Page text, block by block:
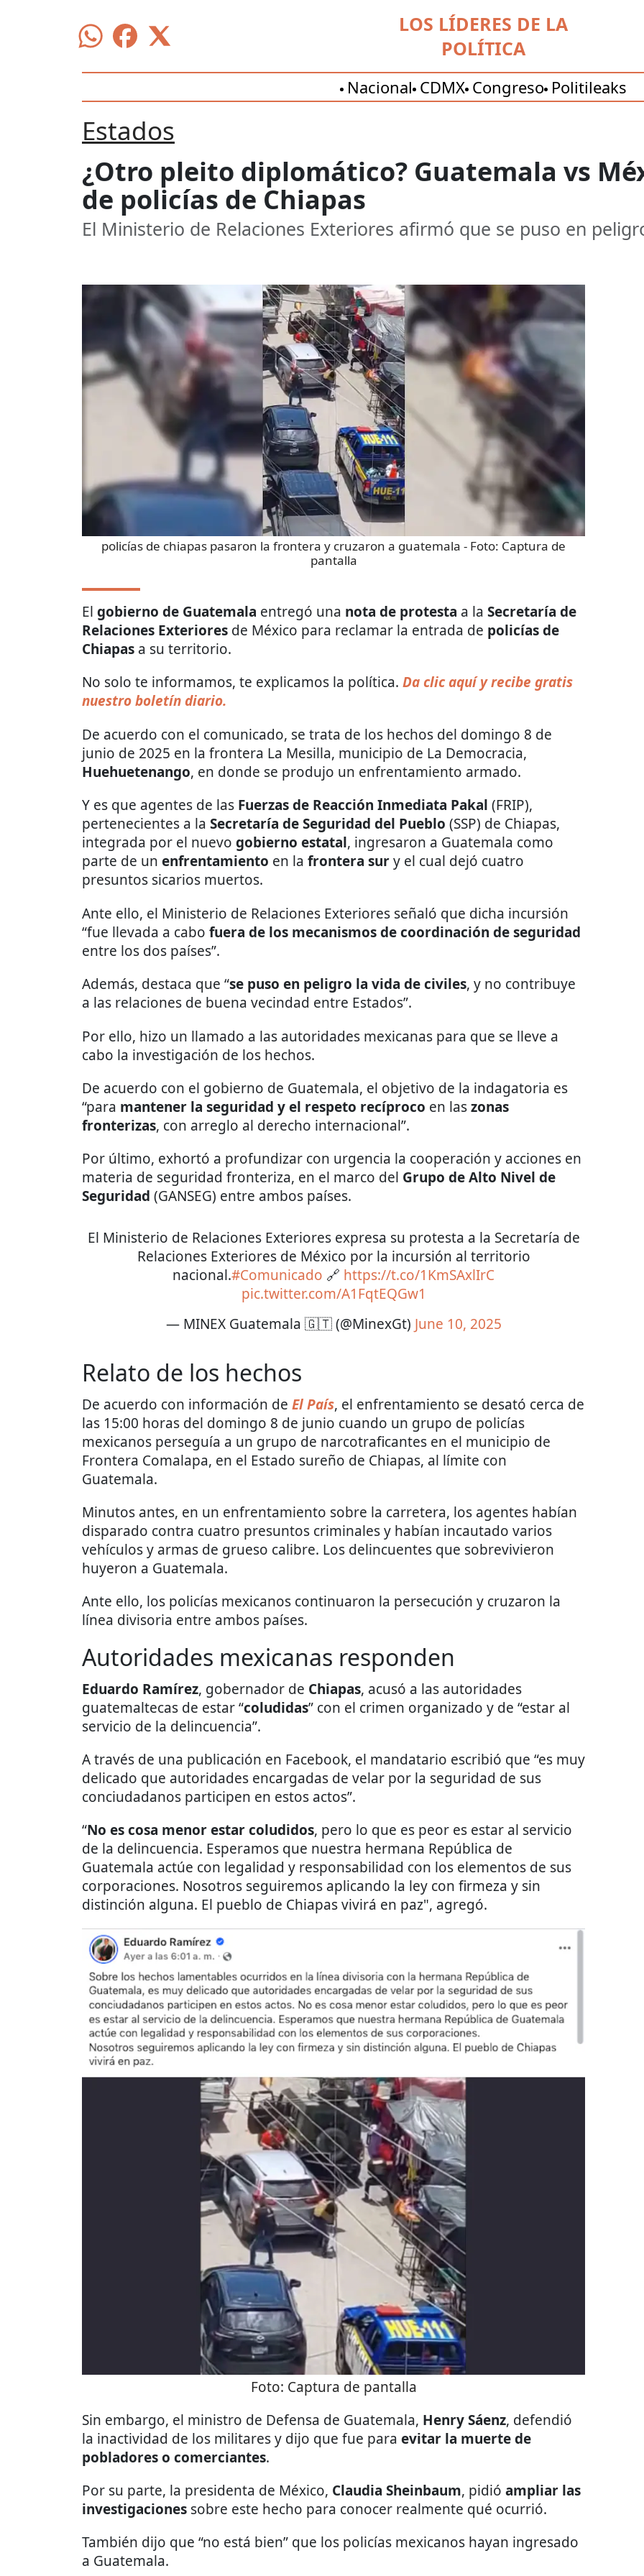
LOS LÍDERES DE LA
POLÍTICA
Nacional CDMX Congreso Politileaks
Estados
¿Otro pleito diplomático? Guatemala vs
de policías de Chiapas
El Ministerio de Relaciones Exteriores afirmó que se puso en
policías de chiapas pasaron la frontera y cruzaron a guatemala - Foto: Captura de
pantalla
El gobierno de Guatemala entregó una nota de protesta a la Secretaría de
Relaciones Exteriores de México para reclamar la entrada de policías de
Chiapas a su territorio.
No solo te informamos, te explicamos la política. Da clic aquí y recibe gratis
nuestro boletín diario.
De acuerdo con el comunicado, se trata de los hechos del domingo 8 de
junio de 2025 en la frontera La Mesilla, municipio de La Democracia,
Huehuetenango, en donde se produjo un enfrentamiento armado.​
Y es que agentes de las Fuerzas de Reacción Inmediata Pakal (FRIP),
pertenecientes a la Secretaría de Seguridad del Pueblo (SSP) de Chiapas,
integrada por el nuevo gobierno estatal, ingresaron a Guatemala como
parte de un enfrentamiento en la frontera sury el cual dejó cuatro
presuntos sicarios muertos.
Ante ello, el Ministerio de Relaciones Exteriores señaló que dicha incursión
“fue llevada a cabo fuera de los mecanismos de coordinación de seguridad
entre los dos países”.
Además, destaca que “se puso en peligro la vida de civiles, y no contribuye
a las relaciones de buena vecindad entre Estados”.
Por ello, hizo un llamado a las autoridades mexicanas para que se lleve a
cabo la investigación de los hechos.
De acuerdo con el gobierno de Guatemala, el objetivo de la indagatoria es
“para mantener la seguridad y el respeto recíproco en laszonas
fronterizas, con arreglo al derecho internacional”.
Por último, exhortó a profundizar con urgencia la cooperación y acciones en
materia de seguridad fronteriza, en el marco del Grupo de Alto Nivel de
Seguridad (GANSEG) entre ambos países.
El Ministerio de Relaciones Exteriores expresa su protesta a la Secretaría de
Relaciones Exteriores de México por la incursión al territorio
nacional.#Comunicado 🔗 https://t.co/1KmSAxlIrC
pic.twitter.com/A1FqtEQGw1
— MINEX Guatemala 🇬🇹 (@MinexGt) June 10, 2025
Relato de los hechos
De acuerdo con información de El País, el enfrentamiento se desató cerca de
las 15:00 horas del domingo 8 de junio cuando un grupo de policías
mexicanos perseguía a un grupo de narcotraficantes en el municipio de
Frontera Comalapa, en el Estado sureño de Chiapas, al límite con
Guatemala.
Minutos antes, en un enfrentamiento sobre la carretera, los agentes habían
disparado contra cuatro presuntos criminales y habían incautado varios
vehículos y armas de grueso calibre. Los delincuentes que sobrevivieron
huyeron a Guatemala.
Ante ello, los policías mexicanos continuaron la persecución y cruzaron la
línea divisoria entre ambos países.
Autoridades mexicanas responden
Eduardo Ramírez, gobernador de Chiapas, acusó a las autoridades
guatemaltecas de estar “coludidas” con el crimen organizado y de “estar al
servicio de la delincuencia”.
A través de una publicación en Facebook, el mandatario escribió que “es muy
delicado que autoridades encargadas de velar por la seguridad de sus
conciudadanos participen en estos actos”.
“No es cosa menor estar coludidos, pero lo que es peor es estar al servicio
de la delincuencia. Esperamos que nuestra hermana República de
Guatemala actúe con legalidad y responsabilidad con los elementos de sus
corporaciones. Nosotros seguiremos aplicando la ley con firmeza y sin
distinción alguna. El pueblo de Chiapas vivirá en paz", agregó.
Foto: Captura de pantalla
Sin embargo, el ministro de Defensa de Guatemala, Henry Sáenz, defendió
la inactividad de los militares y dijo que fue para evitar la muerte de
pobladores o comerciantes.
Por su parte, la presidenta de México, Claudia Sheinbaum, pidió ampliar las
investigaciones sobre este hecho para conocer realmente qué ocurrió.
También dijo que “no está bien” que los policías mexicanos hayan ingresado
a Guatemala.